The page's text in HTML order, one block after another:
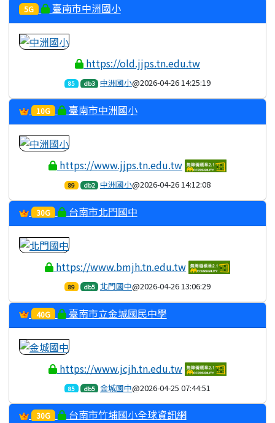
5G 臺南市中洲國小
https://old.jjps.tn.edu.tw
85 db3 中洲國小@2026-04-26 14:25:19
10G 臺南市中洲國小
https://www.jjps.tn.edu.tw
89 db2 中洲國小@2026-04-26 14:12:08
30G 台南市北門國中
https://www.bmjh.tn.edu.tw
89 db5 北門國中@2026-04-26 13:06:29
40G 臺南市立金城國民中學
https://www.jcjh.tn.edu.tw
85 db5 金城國中@2026-04-25 07:44:51
30G 台南市竹埔國小全球資訊網